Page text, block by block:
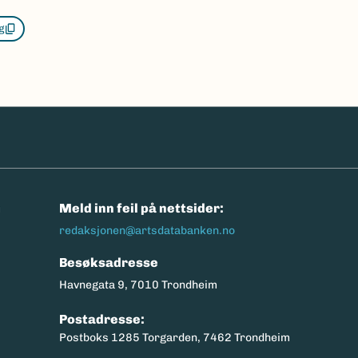
Meld inn feil på nettsider:
redaksjonen@artsdatabanken.no
Besøksadresse
Havnegata 9, 7010 Trondheim
Postadresse:
Postboks 1285 Torgarden, 7462 Trondheim